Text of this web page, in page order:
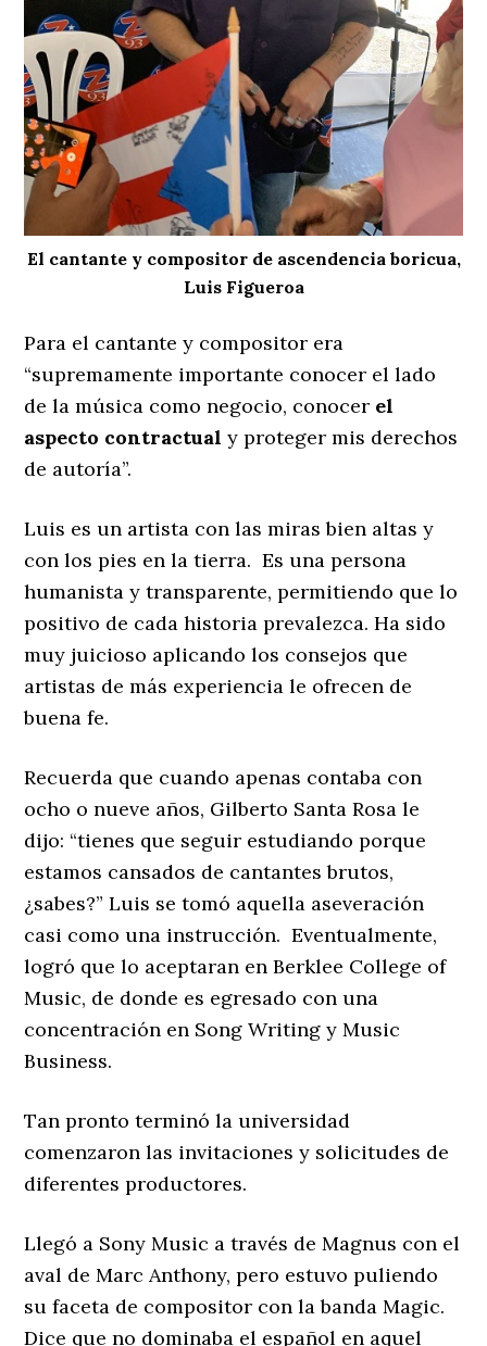
El cantante y compositor de ascendencia boricua,
Luis Figueroa
Para el cantante y compositor era
“supremamente importante conocer el lado
de la música como negocio, conocer el
aspecto contractualy proteger mis derechos
de autoría”.
Luis es un artista con las miras bien altas y
con los pies en la tierra. Es una persona
humanista y transparente, permitiendo que lo
positivo de cada historia prevalezca. Ha sido
muy juicioso aplicando los consejos que
artistas de más experiencia le ofrecen de
buena fe.
Recuerda que cuando apenas contaba con
ocho o nueve años, Gilberto Santa Rosa le
dijo: “tienes que seguir estudiando porque
estamos cansados de cantantes brutos,
¿sabes?” Luis se tomó aquella aseveración
casi como una instrucción. Eventualmente,
logró que lo aceptaran en Berklee College of
Music, de donde es egresado con una
concentración en Song Writing y Music
Business.
Tan pronto terminó la universidad
comenzaron las invitaciones y solicitudes de
diferentes productores.
Llegó a Sony Music a través de Magnus con el
aval de Marc Anthony, pero estuvo puliendo
su faceta de compositor con la banda Magic.
Dice que no dominaba el español en aquel